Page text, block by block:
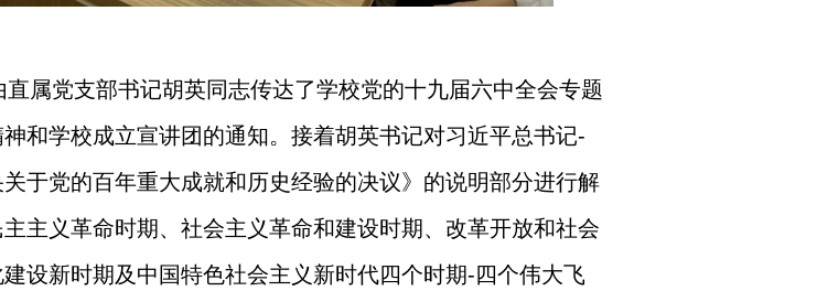
直属党支部书记胡英同志传达了学校党的十九届六中全会专题
和学校成立宣讲团的通知。接着胡英书记对习近平总书记-
关于党的百年重大成就和历史经验的决议》的说明部分进行解
主义革命时期、社会主义革命和建设时期、改革开放和社会
设新时期及中国特色社会主义新时代四个时期-四个伟大飞